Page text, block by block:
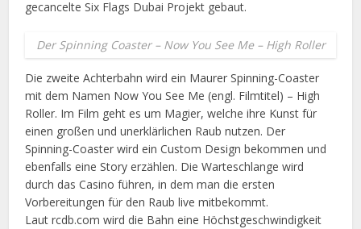
gecancelte Six Flags Dubai Projekt gebaut.
Der Spinning Coaster – Now You See Me – High Roller
Die zweite Achterbahn wird ein Maurer Spinning-Coaster
mit dem Namen Now You See Me (engl. Filmtitel) – High
Roller. Im Film geht es um Magier, welche ihre Kunst für
einen großen und unerklärlichen Raub nutzen. Der
Spinning-Coaster wird ein Custom Design bekommen und
ebenfalls eine Story erzählen. Die Warteschlange wird
durch das Casino führen, in dem man die ersten
Vorbereitungen für den Raub live mitbekommt.
Laut rcdb.com wird die Bahn eine Höchstgeschwindigkeit